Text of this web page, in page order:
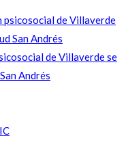
de Villaverde se
Andrés